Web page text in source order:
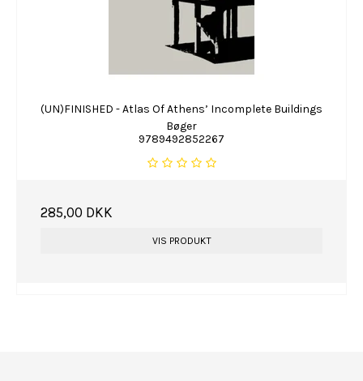
(UN)FINISHED - Atlas Of Athens’ Incomplete Buildings
Bøger
9789492852267
285,00 DKK
VIS PRODUKT